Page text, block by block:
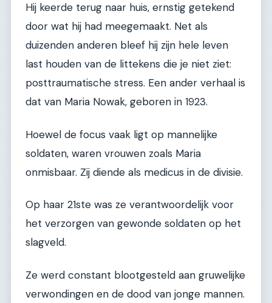
Hij keerde terug naar huis, ernstig getekend
door wat hij had meegemaakt. Net als
duizenden anderen bleef hij zijn hele leven
last houden van de littekens die je niet ziet:
posttraumatische stress. Een ander verhaal is
dat van Maria Nowak, geboren in 1923.
Hoewel de focus vaak ligt op mannelijke
soldaten, waren vrouwen zoals Maria
onmisbaar. Zij diende als medicus in de divisie.
Op haar 21ste was ze verantwoordelijk voor
het verzorgen van gewonde soldaten op het
slagveld.
Ze werd constant blootgesteld aan gruwelijke
verwondingen en de dood van jonge mannen.